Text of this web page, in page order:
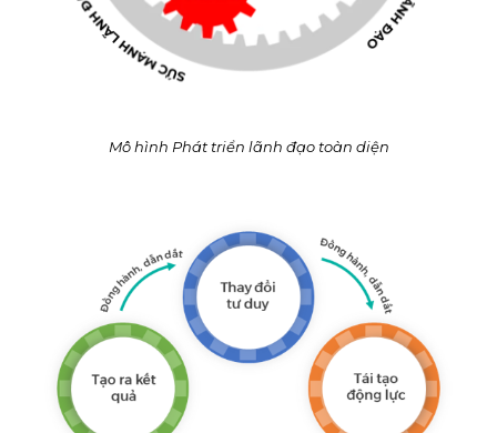
Mô hình Phát triển lãnh đạo toàn diện